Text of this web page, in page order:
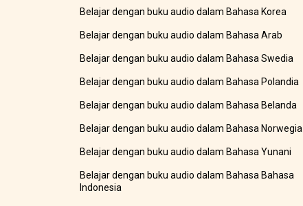
Belajar dengan buku audio dalam Bahasa Korea
Belajar dengan buku audio dalam Bahasa Arab
Belajar dengan buku audio dalam Bahasa Swedia
Belajar dengan buku audio dalam Bahasa Polandia
Belajar dengan buku audio dalam Bahasa Belanda
Belajar dengan buku audio dalam Bahasa Norwegia
Belajar dengan buku audio dalam Bahasa Yunani
Belajar dengan buku audio dalam Bahasa Bahasa
Indonesia